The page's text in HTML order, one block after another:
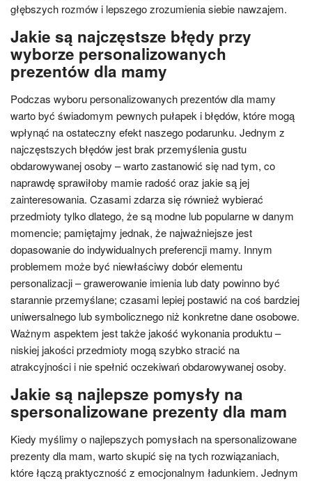
głębszych rozmów i lepszego zrozumienia siebie nawzajem.
Jakie są najczęstsze błędy przy
wyborze personalizowanych
prezentów dla mamy
Podczas wyboru personalizowanych prezentów dla mamy
warto być świadomym pewnych pułapek i błędów, które mogą
wpłynąć na ostateczny efekt naszego podarunku. Jednym z
najczęstszych błędów jest brak przemyślenia gustu
obdarowywanej osoby – warto zastanowić się nad tym, co
naprawdę sprawiłoby mamie radość oraz jakie są jej
zainteresowania. Czasami zdarza się również wybierać
przedmioty tylko dlatego, że są modne lub popularne w danym
momencie; pamiętajmy jednak, że najważniejsze jest
dopasowanie do indywidualnych preferencji mamy. Innym
problemem może być niewłaściwy dobór elementu
personalizacji – grawerowanie imienia lub daty powinno być
starannie przemyślane; czasami lepiej postawić na coś bardziej
uniwersalnego lub symbolicznego niż konkretne dane osobowe.
Ważnym aspektem jest także jakość wykonania produktu –
niskiej jakości przedmioty mogą szybko stracić na
atrakcyjności i nie spełnić oczekiwań obdarowywanej osoby.
Jakie są najlepsze pomysły na
spersonalizowane prezenty dla mam
Kiedy myślimy o najlepszych pomysłach na spersonalizowane
prezenty dla mam, warto skupić się na tych rozwiązaniach,
które łączą praktyczność z emocjonalnym ładunkiem. Jednym